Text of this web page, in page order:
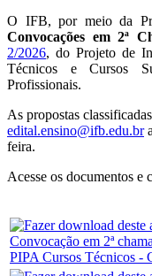
O IFB, por meio da
Convocações em 2ª
2/2026, do Projeto de
Técnicos e Cursos
Profissionais.
As propostas
edital.ensino@ifb.edu.br
feira.
Acesse os documentos e
PIPA Cursos Técnicos -